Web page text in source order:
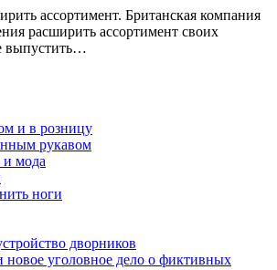
ассортимент. Британская компания
расширить ассортимент своих
выпустить…
и в розницу
рукавом
и мода
ноги
новое уголовное дело о фиктивных